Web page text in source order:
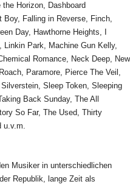
Horizon, Dashboard
Falling in Reverse, Finch,
Day, Hawthorne Heights, I
Park, Machine Gun Kelly,
Romance, Neck Deep, New
Paramore, Pierce The Veil,
Sleep Token, Sleeping
Back Sunday, The All
So Far, The Used, Thirty
u.v.m.
Musiker in unterschiedlichen
Republik, lange Zeit als